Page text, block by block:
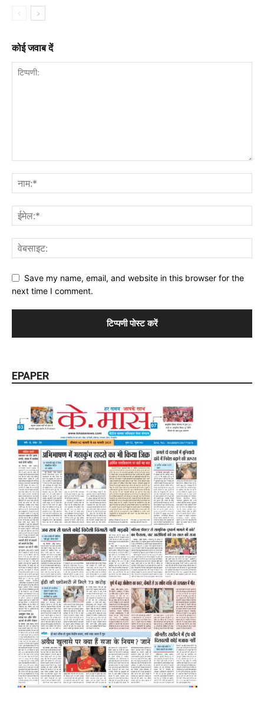
कोई जवाब दें
Save my name, email, and website in this browser for the
next time I comment.
EPAPER